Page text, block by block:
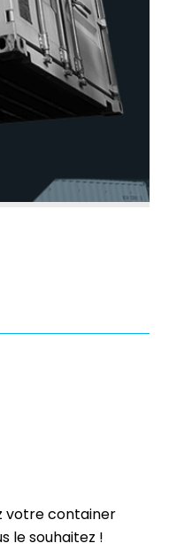
votre container
le souhaitez !